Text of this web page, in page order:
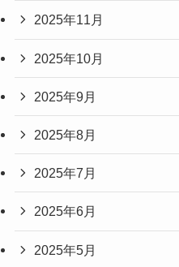
2025年11月
2025年10月
2025年9月
2025年8月
2025年7月
2025年6月
2025年5月